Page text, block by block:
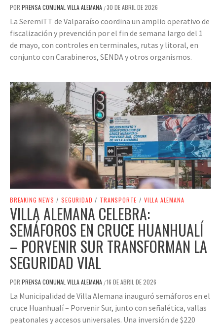
POR PRENSA COMUNAL VILLA ALEMANA /30 DE ABRIL DE 2026
La SeremiTT de Valparaíso coordina un amplio operativo de
fiscalización y prevención por el fin de semana largo del 1
de mayo, con controles en terminales, rutas y litoral, en
conjunto con Carabineros, SENDA y otros organismos.
BREAKING NEWS / SEGURIDAD / TRANSPORTE / VILLA ALEMANA
VILLA ALEMANA CELEBRA:
SEMÁFOROS EN CRUCE HUANHUALÍ
– PORVENIR SUR TRANSFORMAN LA
SEGURIDAD VIAL
POR PRENSA COMUNAL VILLA ALEMANA /16 DE ABRIL DE 2026
La Municipalidad de Villa Alemana inauguró semáforos en el
cruce Huanhualí – Porvenir Sur, junto con señalética, vallas
peatonales y accesos universales. Una inversión de $220